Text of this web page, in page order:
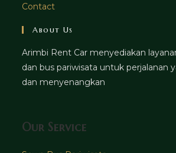
Contact
About Us
Arimbi Rent Car menyediakan
dan bus pariwisata untuk perjalanan
dan menyenangkan
Our Service